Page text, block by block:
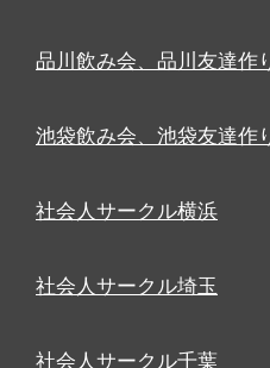
品川飲み会、品川友達作
池袋飲み会、池袋友達作
社会人サークル横浜
社会人サークル埼玉
社会人サークル千葉